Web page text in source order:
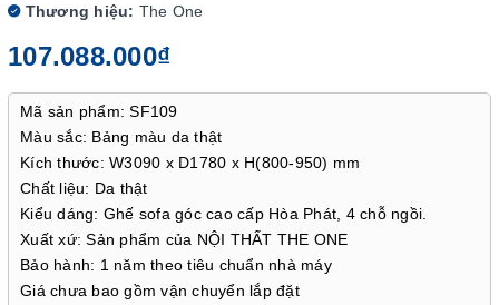
Thương hiệu: The One
107.088.000₫
Mã sản phẩm: SF109
Màu sắc: Bảng màu da thật
Kích thước: W3090 x D1780 x H(800-950) mm
Chất liệu: Da thật
Kiểu dáng: Ghế sofa góc cao cấp Hòa Phát, 4 chỗ ngồi.
Xuất xứ: Sản phẩm của NỘI THẤT THE ONE
Bảo hành: 1 năm theo tiêu chuẩn nhà máy
Giá chưa bao gồm vận chuyển lắp đặt